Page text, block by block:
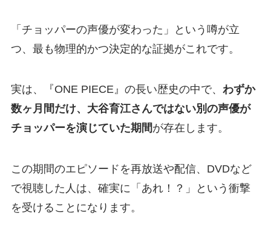
「チョッパーの声優が変わった」という噂が立
つ、最も物理的かつ決定的な証拠がこれです。
実は、『ONE PIECE』の長い歴史の中で、 わずか
数ヶ月間だけ、大谷育江さんではない別の声優が
チョッパーを演じていた期間が存在します。
この期間のエピソードを再放送や配信、DVDなど
で視聴した人は、確実に「あれ！？」という衝撃
を受けることになります。